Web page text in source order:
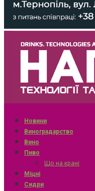
Новини
Виноградарство
Вино
Пиво
Що на крані
Міцні
Сидри